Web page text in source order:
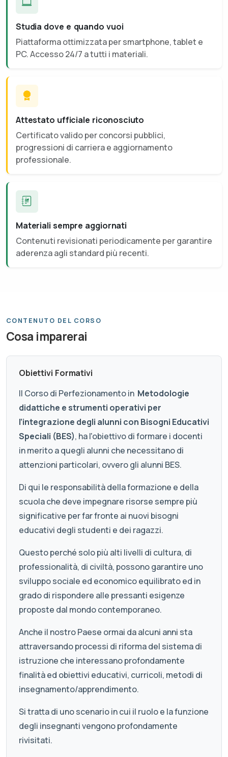
Studia dove e quando vuoi
Piattaforma ottimizzata per smartphone, tablet e
PC. Accesso 24/7 a tutti i materiali.
Attestato ufficiale riconosciuto
Certificato valido per concorsi pubblici,
progressioni di carriera e aggiornamento
professionale.
Materiali sempre aggiornati
Contenuti revisionati periodicamente per garantire
aderenza agli standard più recenti.
CONTENUTO DEL CORSO
Cosa imparerai
Obiettivi Formativi
Il Corso di Perfezionamento in Metodologie
didattiche e strumenti operativi per
l’integrazione degli alunni con Bisogni Educativi
Speciali (BES), ha l'obiettivo di formare i docenti
in merito a quegli alunni che necessitano di
attenzioni particolari, ovvero gli alunni BES.
Di qui le responsabilità della formazione e della
scuola che deve impegnare risorse sempre più
significative per far fronte ai nuovi bisogni
educativi degli studenti e dei ragazzi.
Questo perché solo più alti livelli di cultura, di
professionalità, di civiltà, possono garantire uno
sviluppo sociale ed economico equilibrato ed in
grado di rispondere alle pressanti esigenze
proposte dal mondo contemporaneo.
Anche il nostro Paese ormai da alcuni anni sta
attraversando processi di riforma del sistema di
istruzione che interessano profondamente
finalità ed obiettivi educativi, curricoli, metodi di
insegnamento/apprendimento.
Si tratta di uno scenario in cui il ruolo e la funzione
degli insegnanti vengono profondamente
rivisitati.